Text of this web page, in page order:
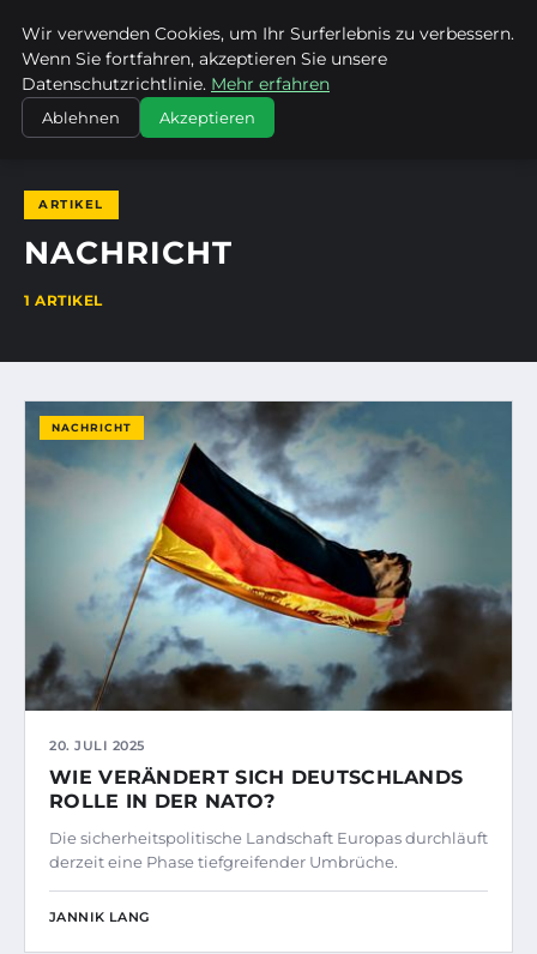
EVET ICH WILL
STARTSEITE NACHRICHT
ARTIKEL
NACHRICHT
1 ARTIKEL
NACHRICHT
20. JULI 2025
WIE VERÄNDERT SICH DEUTSCHLANDS
ROLLE IN DER NATO?
Die sicherheitspolitische Landschaft Europas durchläuft
derzeit eine Phase tiefgreifender Umbrüche.
JANNIK LANG
Wir verwenden Cookies, um Ihr Surferlebnis zu verbessern.
Wenn Sie fortfahren, akzeptieren Sie unsere
Datenschutzrichtlinie. Mehr erfahren
Ablehnen Akzeptieren